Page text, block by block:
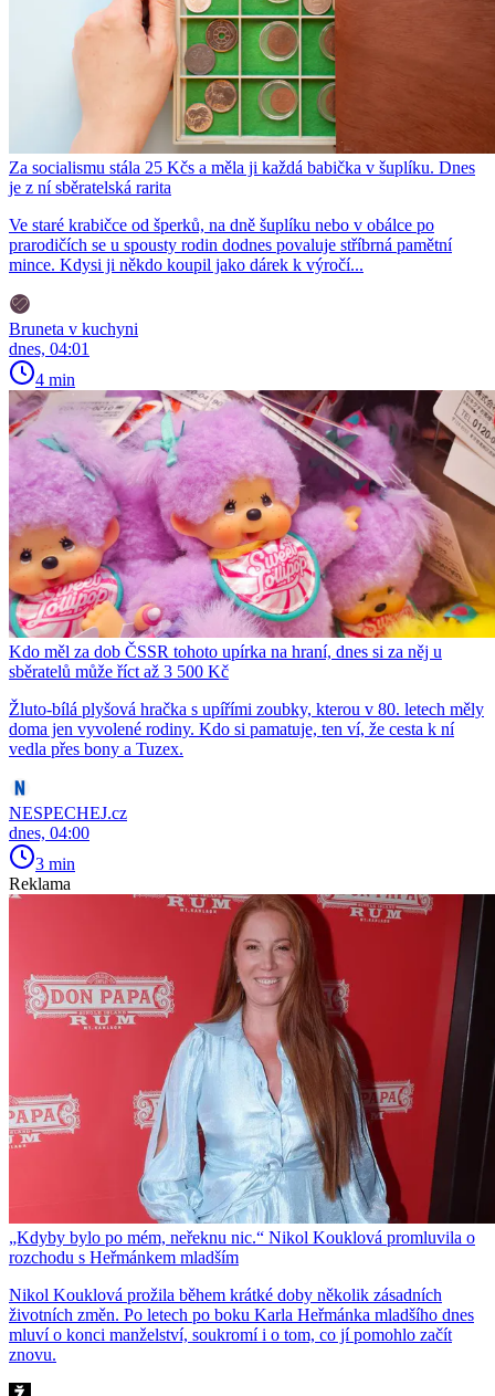
Za socialismu stála 25 Kčs a měla ji každá babička v šuplíku. Dnes
je z ní sběratelská rarita
Ve staré krabičce od šperků, na dně šuplíku nebo v obálce po
prarodičích se u spousty rodin dodnes povaluje stříbrná pamětní
mince. Kdysi ji někdo koupil jako dárek k výročí...
Bruneta v kuchyni
dnes, 04:01
4 min
Kdo měl za dob ČSSR tohoto upírka na hraní, dnes si za něj u
sběratelů může říct až 3 500 Kč
Žluto-bílá plyšová hračka s upířími zoubky, kterou v 80. letech měly
doma jen vyvolené rodiny. Kdo si pamatuje, ten ví, že cesta k ní
vedla přes bony a Tuzex.
NESPECHEJ.cz
dnes, 04:00
3 min
Reklama
„Kdyby bylo po mém, neřeknu nic.“ Nikol Kouklová promluvila o
rozchodu s Heřmánkem mladším
Nikol Kouklová prožila během krátké doby několik zásadních
životních změn. Po letech po boku Karla Heřmánka mladšího dnes
mluví o konci manželství, soukromí i o tom, co jí pomohlo začít
znovu.